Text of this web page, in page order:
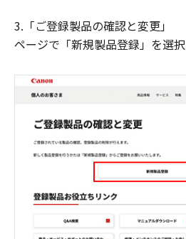
3.「ご登録製品の確認と変更」
ページで「新規製品登録」を選択